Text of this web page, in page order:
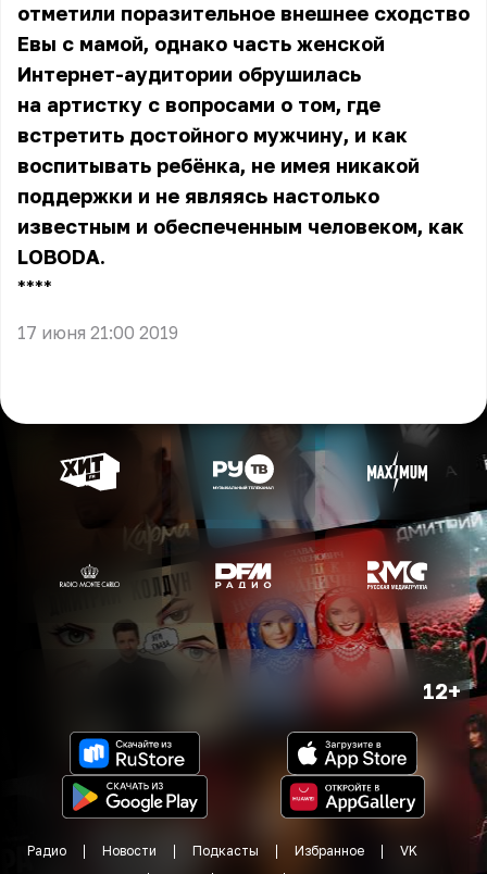
отметили поразительное внешнее сходство
Евы с мамой, однако часть женской
Интернет-аудитории обрушилась
на артистку с вопросами о том, где
встретить достойного мужчину, и как
воспитывать ребёнка, не имея никакой
поддержки и не являясь настолько
известным и обеспеченным человеком, как
LOBODA.
** **
17 июня 21:00 2019
12+
Радио Новости Подкасты Избранное
VK